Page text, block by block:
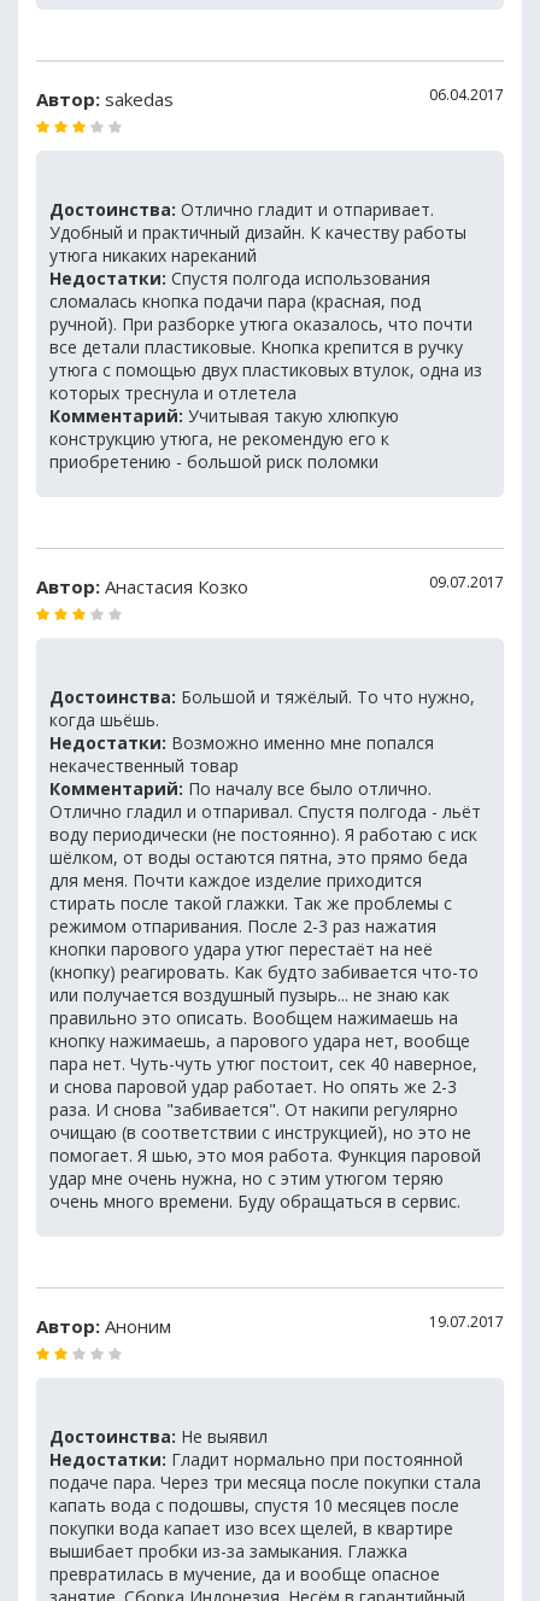
Автор: sakedas 06.04.2017
Достоинства: Отлично гладит и отпаривает.
Удобный и практичный дизайн. К качеству работы
утюга никаких нареканий
Недостатки: Спустя полгода использования
сломалась кнопка подачи пара (красная, под
ручной). При разборке утюга оказалось, что почти
все детали пластиковые. Кнопка крепится в ручку
утюга с помощью двух пластиковых втулок, одна из
которых треснула и отлетела
Комментарий: Учитывая такую хлюпкую
конструкцию утюга, не рекомендую его к
приобретению - большой риск поломки
Автор: Анастасия Козко 09.07.2017
Достоинства: Большой и тяжёлый. То что нужно,
когда шьёшь.
Недостатки: Возможно именно мне попался
некачественный товар
Комментарий: По началу все было отлично.
Отлично гладил и отпаривал. Спустя полгода - льёт
воду периодически (не постоянно). Я работаю с иск
шёлком, от воды остаются пятна, это прямо беда
для меня. Почти каждое изделие приходится
стирать после такой глажки. Так же проблемы с
режимом отпаривания. После 2-3 раз нажатия
кнопки парового удара утюг перестаёт на неё
(кнопку) реагировать. Как будто забивается что-то
или получается воздушный пузырь... не знаю как
правильно это описать. Вообщем нажимаешь на
кнопку нажимаешь, а парового удара нет, вообще
пара нет. Чуть-чуть утюг постоит, сек 40 наверное,
и снова паровой удар работает. Но опять же 2-3
раза. И снова "забивается". От накипи регулярно
очищаю (в соответствии с инструкцией), но это не
помогает. Я шью, это моя работа. Функция паровой
удар мне очень нужна, но с этим утюгом теряю
очень много времени. Буду обращаться в сервис.
Автор: Аноним 19.07.2017
Достоинства: Не выявил
Недостатки: Гладит нормально при постоянной
подаче пара. Через три месяца после покупки стала
капать вода с подошвы, спустя 10 месяцев после
покупки вода капает изо всех щелей, в квартире
вышибает пробки из-за замыкания. Глажка
превратилась в мучение, да и вообще опасное